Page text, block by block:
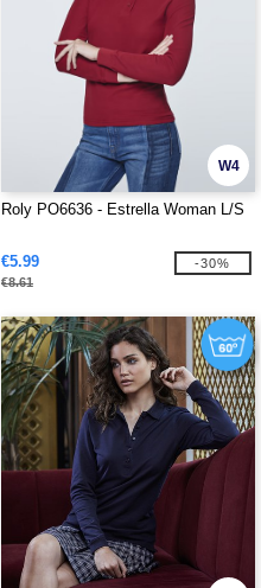
W4
Roly PO6636 - Estrella Woman L/S
€5.99
€8.61
-30%